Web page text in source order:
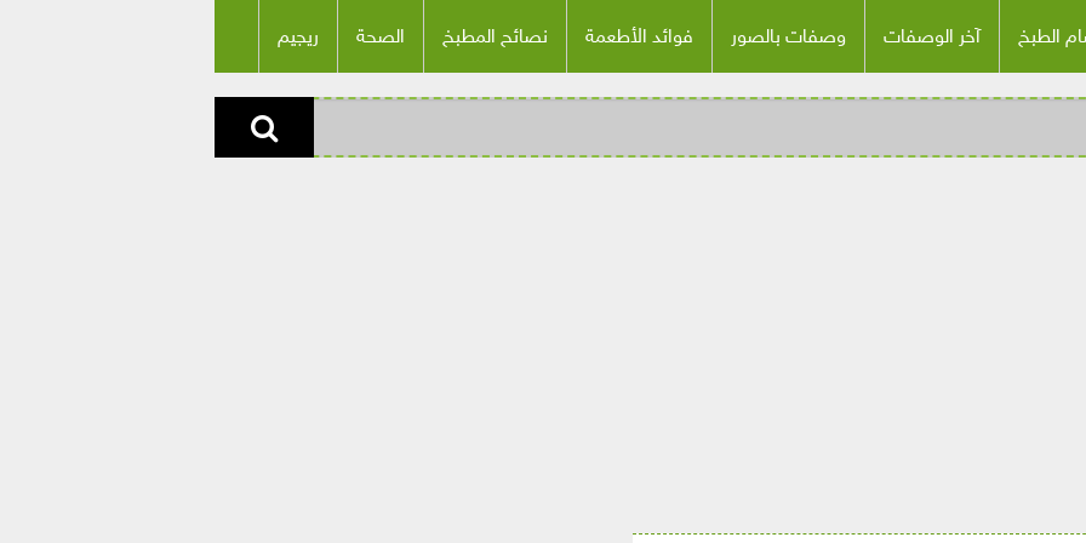
الطبخ آخر الوصفات وصفات بالصور فوائد الأطعمة نصائح المطبخ الصحة ريجيم